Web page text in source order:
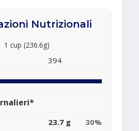
Nutrizionali
1 cup (236.6g)
394
23.7 g
30%